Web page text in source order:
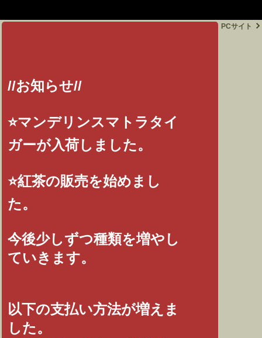
//お知らせ//
⭐️マンデリンスマトラタイ
ガーが入荷しました。
⭐️紅茶の販売を始めまし
た。
今後少しずつ種類を増やし
ていきます。
以下の支払い方法が増えま
した。
PCサイト